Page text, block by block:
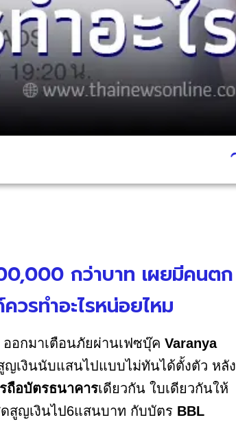
กว่าบาท เผยมีคนตก
รทำอะไรหน่อยไหม
ออกมาเตือนภัยผ่านเฟซบุ๊ค Varanya
เงินนับแสนไปแบบไม่ทันได้ตั้งตัว หลัง
ถือบัตรธนาคารเดียวกัน ใบเดียวกันให้
สูญเงินไป6แสนบาท กับบัตร BBL